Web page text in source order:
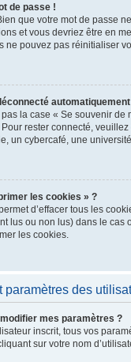
de passe !
que votre mot de passe
et vous devriez être en
ne pouvez pas réinitialiser
la case « Se souvenir
Pour rester connecté,
un cybercafé, une
les cookies » ?
d’effacer tous les
lus ou non lus) dans le
les cookies.
paramètres des
mes paramètres ?
inscrit, tous vos
sur votre nom